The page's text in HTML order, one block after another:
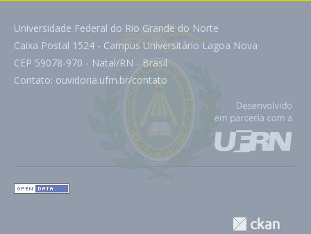
Universidade Federal do Rio Grande do Norte
Caixa Postal 1524 - Campus Universitário Lagoa Nova
CEP 59078-970 - Natal/RN - Brasil
Contato: ouvidoria.ufrn.br/contato